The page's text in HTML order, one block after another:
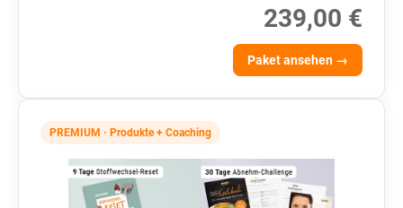
239,00 €
Paket ansehen →
PREMIUM · Produkte + Coaching